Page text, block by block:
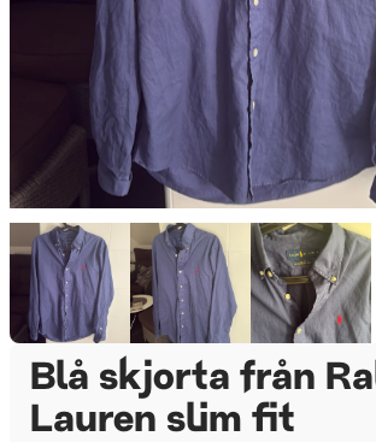
Blå skjorta från
Lauren slim fit